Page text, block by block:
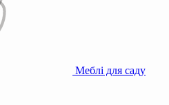
Меблі для саду